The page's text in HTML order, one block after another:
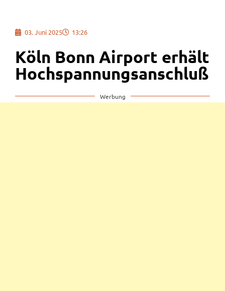
03. Juni 2025 13:26
Köln Bonn Airport erhält
Hochspannungsanschluß
Werbung